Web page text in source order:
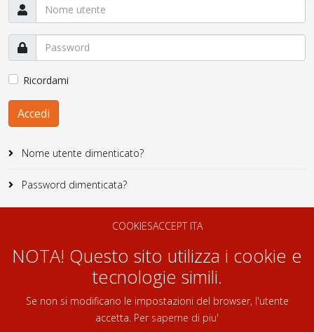
Ricordami
Accedi
Nome utente dimenticato?
Password dimenticata?
COOKIESACCEPT ITA
NOTA! Questo sito utilizza i cookie e
tecnologie simili.
Se non si modificano le impostazioni del browser, l'utente
accetta. Per saperne di piu'